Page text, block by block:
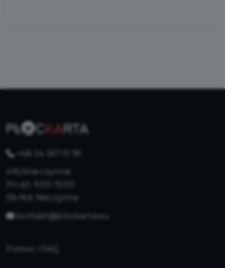
+48 24 367 51 95
Infolinia czynna:
Pn-pt: 9:00-15:00
Sb-Nd: Nieczynne
kontakt@plockarta.eu